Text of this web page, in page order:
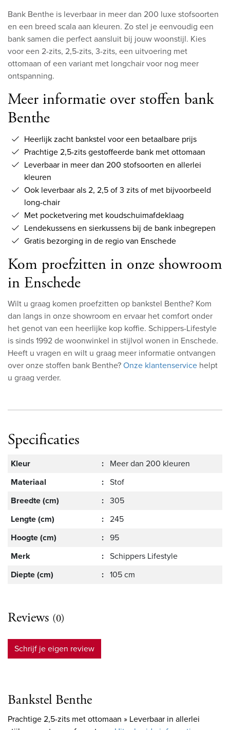
Bank Benthe is leverbaar in meer dan 200 luxe stofsoorten
en een breed scala aan kleuren. Zo stel je eenvoudig een
bank samen die perfect aansluit bij jouw woonstijl. Kies
voor een 2-zits, 2,5-zits, 3-zits, een uitvoering met
ottomaan of een variant met longchair voor nog meer
ontspanning.
Meer informatie over stoffen bank
Benthe
Heerlijk zacht bankstel voor een betaalbare prijs
Prachtige 2,5-zits gestoffeerde bank met ottomaan
Leverbaar in meer dan 200 stofsoorten en allerlei
kleuren
Ook leverbaar als 2, 2,5 of 3 zits of met bijvoorbeeld
long-chair
Met pocketvering met koudschuimafdeklaag
Lendekussens en sierkussens bij de bank inbegrepen
Gratis bezorging in de regio van Enschede
Kom proefzitten in onze showroom
in Enschede
Wilt u graag komen proefzitten op bankstel Benthe? Kom
dan langs in onze showroom en ervaar het comfort onder
het genot van een heerlijke kop koffie. Schippers-Lifestyle
is sinds 1992 de woonwinkel in stijlvol wonen in Enschede.
Heeft u vragen en wilt u graag meer informatie ontvangen
over onze stoffen bank Benthe?Onze klantenservice helpt
u graag verder.
Specificaties
Kleur : Meer dan 200 kleuren
Materiaal
: Stof
Breedte (cm)
: 305
Lengte (cm)
: 245
Hoogte (cm)
: 95
Merk
: Schippers Lifestyle
Diepte (cm)
: 105 cm
Reviews (0)
Schrijf je eigen review
Bankstel Benthe
Prachtige 2,5-zits met ottomaan » Leverbaar in allerlei